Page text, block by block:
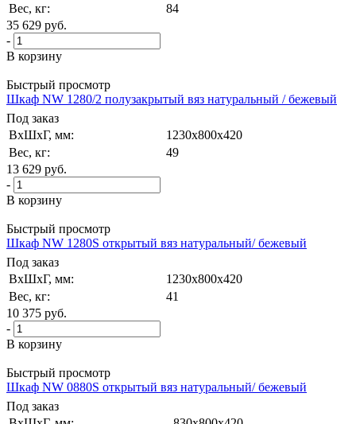
Вес, кг:
84
35 629 руб.
-
В корзину
Быстрый просмотр
Шкаф NW 1280/2 полузакрытый вяз натуральный / бежевый
Под заказ
ВxШxГ, мм:
1230x800x420
Вес, кг:
49
13 629 руб.
-
В корзину
Быстрый просмотр
Шкаф NW 1280S открытый вяз натуральный/ бежевый
Под заказ
ВxШxГ, мм:
1230x800x420
Вес, кг:
41
10 375 руб.
-
В корзину
Быстрый просмотр
Шкаф NW 0880S открытый вяз натуральный/ бежевый
Под заказ